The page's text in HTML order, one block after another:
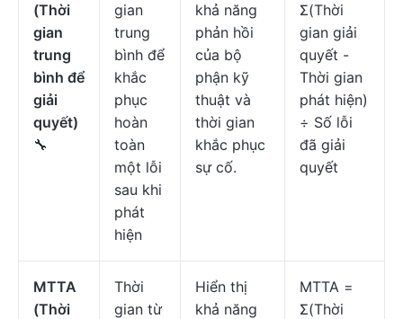
(Thời
gian
trung
bình để
giải
quyết)
🔧
gian
trung
bình để
khắc
phục
hoàn
toàn
một lỗi
sau khi
phát
hiện
khả năng
phản hồi
của bộ
phận kỹ
thuật và
thời gian
khắc phục
sự cố.
Σ(Thời
gian giải
quyết -
Thời gian
phát hiện)
÷ Số lỗi
đã giải
quyết
MTTA
(Thời
Thời
gian từ
Hiển thị
khả năng
MTTA =
Σ(Thời